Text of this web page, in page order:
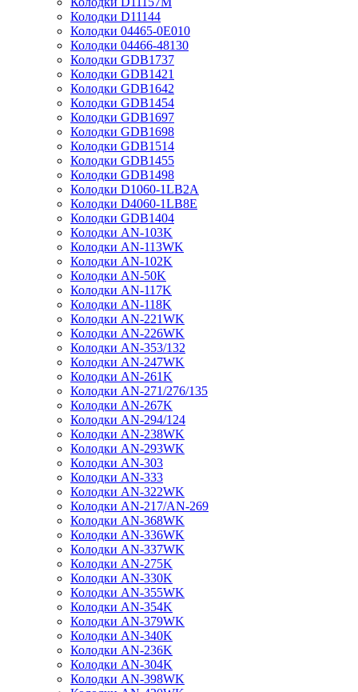
Колодки D11144
Колодки 04465-0E010
Колодки 04466-48130
Колодки GDB1737
Колодки GDB1421
Колодки GDB1642
Колодки GDB1454
Колодки GDB1697
Колодки GDB1698
Колодки GDB1514
Колодки GDB1455
Колодки GDB1498
Колодки D1060-1LB2A
Колодки D4060-1LB8E
Колодки GDB1404
Колодки AN-103K
Колодки AN-113WK
Колодки AN-102K
Колодки AN-50K
Колодки AN-117K
Колодки AN-118K
Колодки AN-221WK
Колодки AN-226WK
Колодки AN-353/132
Колодки AN-247WK
Колодки AN-261K
Колодки AN-271/276/135
Колодки AN-267K
Колодки AN-294/124
Колодки AN-238WK
Колодки AN-293WK
Колодки AN-303
Колодки AN-333
Колодки AN-322WK
Колодки AN-217/AN-269
Колодки AN-368WK
Колодки AN-336WK
Колодки AN-337WK
Колодки AN-275K
Колодки AN-330K
Колодки AN-355WK
Колодки AN-354K
Колодки AN-379WK
Колодки AN-340K
Колодки AN-236K
Колодки AN-304K
Колодки AN-398WK